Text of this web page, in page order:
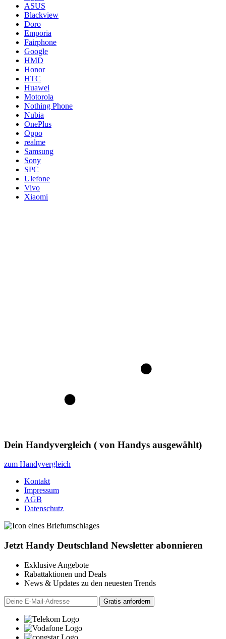
ASUS
Blackview
Doro
Emporia
Fairphone
Google
HMD
Honor
HTC
Huawei
Motorola
Nothing Phone
Nubia
OnePlus
Oppo
realme
Samsung
Sony
SPC
Ulefone
Vivo
Xiaomi
Dein Handyvergleich ( von Handys ausgewählt)
zum Handyvergleich
Kontakt
Impressum
AGB
Datenschutz
Jetzt Handy Deutschland Newsletter abonnieren
Exklusive Angebote
Rabattaktionen und Deals
News & Updates zu den neuesten Trends